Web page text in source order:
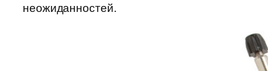
неожиданностей.